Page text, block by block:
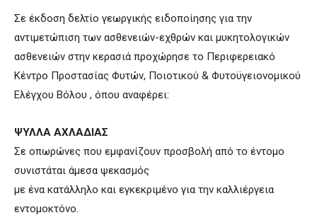
Σε έκδοση δελτίο γεωργικής ειδοποίησης για την
αντιμετώπιση των ασθενειών-εχθρών και μυκητολογικών
ασθενειών στην κερασιά προχώρησε το Περιφερειακό
Κέντρο Προστασίας Φυτών, Ποιοτικού & Φυτοϋγειονομικού
Ελέγχου Βόλου , όπου αναφέρει:
ΨΥΛΛΑ ΑΧΛΑΔΙΑΣ
Σε οπωρώνες που εμφανίζουν προσβολή από το έντομο
συνιστάται άμεσα ψεκασμός
με ένα κατάλληλο και εγκεκριμένο για την καλλιέργεια
εντομοκτόνο.